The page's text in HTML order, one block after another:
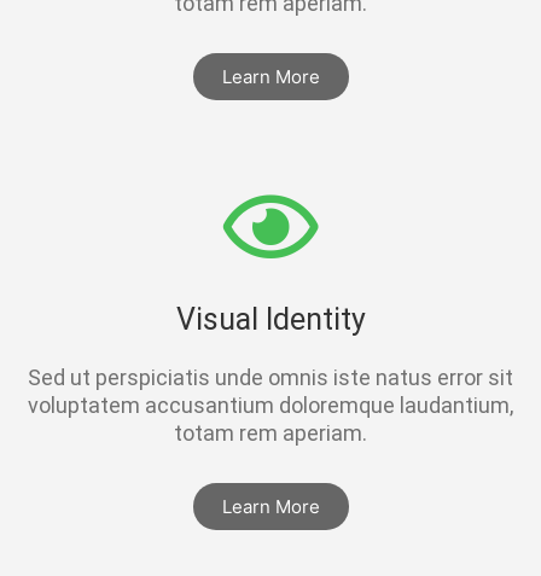
Learn More
Visual Identity
Sed ut perspiciatis unde omnis iste natus error sit
voluptatem accusantium doloremque laudantium,
totam rem aperiam.
Learn More